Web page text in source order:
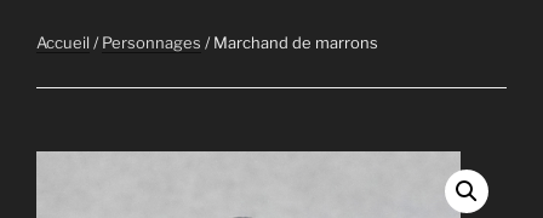
Accueil /Personnages / Marchand de marrons